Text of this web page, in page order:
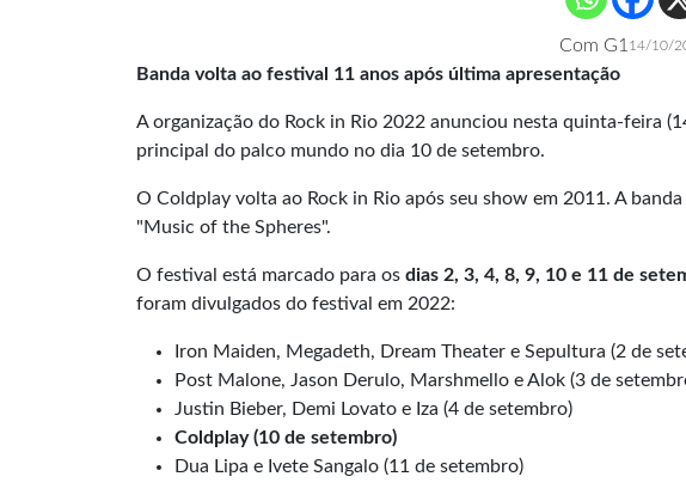
Com G1 14/10/
Banda volta ao festival 11 anos após última apresentação
A organização do Rock in Rio 2022 anunciou nesta quinta-feira
principal do palco mundo no dia 10 de setembro.
O Coldplay volta ao Rock in Rio após seu show em 2011. A
"Music of the Spheres".
O festival está marcado para os dias 2, 3, 4, 8, 9, 10 e 11 de
foram divulgados do festival em 2022:
Iron Maiden, Megadeth, Dream Theater e Sepultura (2 de
Post Malone, Jason Derulo, Marshmello e Alok (3 de
Justin Bieber, Demi Lovato e Iza (4 de setembro)
Coldplay (10 de setembro)
Dua Lipa e Ivete Sangalo (11 de setembro)